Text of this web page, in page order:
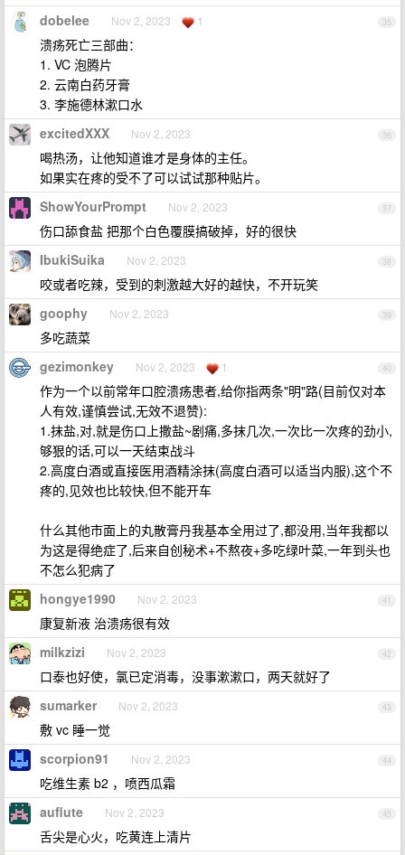
35
dobelee Nov 2, 2023 1
溃疡死亡三部曲：
1. VC 泡腾片
2. 云南白药牙膏
3. 李施德林漱口水
36
excitedXXX Nov 2, 2023
喝热汤，让他知道谁才是身体的主任。
如果实在疼的受不了可以试试那种贴片。
37
ShowYourPrompt Nov 2, 2023
伤口舔食盐 把那个白色覆膜搞破掉，好的很快
38
IbukiSuika Nov 2, 2023
咬或者吃辣，受到的刺激越大好的越快，不开玩笑
39
goophy Nov 2, 2023
多吃蔬菜
40
gezimonkey Nov 2, 2023 1
作为一个以前常年口腔溃疡患者,给你指两条"明"路(目前仅对本
人有效,谨慎尝试,无效不退赞):
1.抹盐,对,就是伤口上撒盐~剧痛,多抹几次,一次比一次疼的劲小,
够狠的话,可以一天结束战斗
2.高度白酒或直接医用酒精涂抹(高度白酒可以适当内服),这个不
疼的,见效也比较快,但不能开车
什么其他市面上的丸散膏丹我基本全用过了,都没用,当年我都以
为这是得绝症了,后来自创秘术+不熬夜+多吃绿叶菜,一年到头也
不怎么犯病了
41
hongye1990 Nov 2, 2023
康复新液 治溃疡很有效
42
milkzizi Nov 2, 2023
口泰也好使，氯已定消毒，没事漱漱口，两天就好了
43
sumarker Nov 2, 2023
敷 vc 睡一觉
44
scorpion91 Nov 2, 2023
吃维生素 b2 ，喷西瓜霜
45
auflute Nov 2, 2023
舌尖是心火，吃黄连上清片